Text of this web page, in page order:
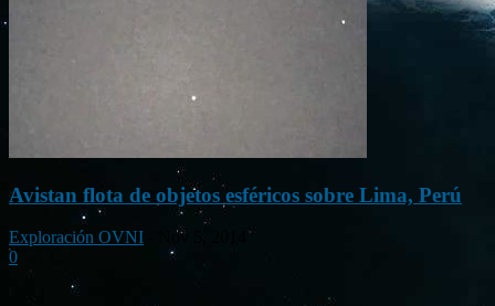
Avistan flota de objetos esféricos sobre Lima, Perú
Exploración OVNI
Nov 5, 2014
0